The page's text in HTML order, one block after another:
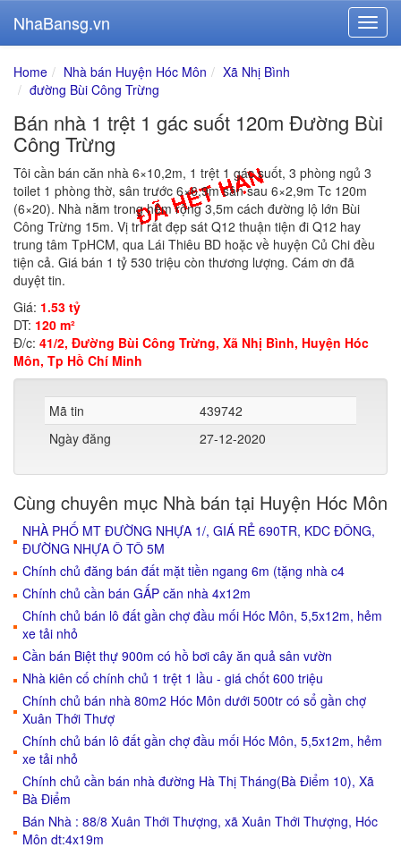
NhaBansg.vn
Home Nhà bán Huyện Hóc Môn
Xã Nhị Bình
đường Bùi Công Trừng
Bán nhà 1 trệt 1 gác suốt 120m Đường Bùi
Công Trừng
Tôi cần bán căn nhà 6×10,2m, 1 trệt 1 gác suốt, 3 phòng ngủ 3
toilet 1 phòng thờ, sân trước 6×6,9m sân sau 6×2,9m Tc 120m
(6×20). Nhà nằm trong hẻm rộng 3,5m cách đường lộ lớn Bùi
Công Trừng 15m. Vị trí rất đẹp sát Q12 thuận tiện đi Q12 hay
trung tâm TpHCM, qua Lái Thiêu BD hoặc về huyện Củ Chi đều
tiện cả. Giá bán 1 tỷ 530 triệu còn thương lượng. Cám ơn đã
duyệt tin.
Giá: 1.53 tỷ
DT: 120 m²
Đ/c: 41/2, Đường Bùi Công Trừng, Xã Nhị Bình, Huyện Hóc
Môn, Tp Hồ Chí Minh
Mã tin
439742
Ngày đăng
27-12-2020
Cùng chuyên mục Nhà bán tại Huyện Hóc Môn
NHÀ PHỐ MT ĐƯỜNG NHỰA 1/, GIÁ RẺ 690TR, KDC ĐÔNG,
ĐƯỜNG NHỰA Ô TÔ 5M
Chính chủ đăng bán đất mặt tiền ngang 6m (tặng nhà c4
Chính chủ cần bán GẤP căn nhà 4x12m
Chính chủ bán lô đất gần chợ đầu mối Hóc Môn, 5,5x12m, hẻm
xe tải nhỏ
Cần bán Biệt thự 900m có hồ bơi cây ăn quả sân vườn
Nhà kiên cố chính chủ 1 trệt 1 lầu - giá chốt 600 triệu
Chính chủ bán nhà 80m2 Hóc Môn dưới 500tr có sổ gần chợ
Xuân Thới Thượ
Chính chủ bán lô đất gần chợ đầu mối Hóc Môn, 5,5x12m, hẻm
xe tải nhỏ
Chính chủ cần bán nhà đường Hà Thị Tháng(Bà Điểm 10), Xã
Bà Điểm
Bán Nhà : 88/8 Xuân Thới Thượng, xã Xuân Thới Thượng, Hóc
Môn dt:4x19m